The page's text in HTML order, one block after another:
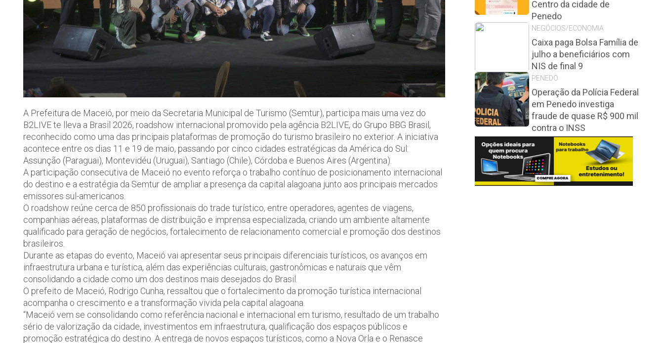
A Prefeitura de Maceió, por meio da Secretaria Municipal de Turismo (Semtur), participa mais uma vez do
B2LIVE te lleva a Brasil 2026, roadshow internacional promovido pela agência B2LIVE, do Grupo BBG Brasil,
reconhecido como uma das principais plataformas de promoção do turismo brasileiro no exterior. A iniciativa
acontece entre os dias 11 e 19 de maio, passando por cinco cidades estratégicas da América do Sul:
Assunção (Paraguai), Montevidéu (Uruguai), Santiago (Chile), Córdoba e Buenos Aires (Argentina).
A participação consecutiva de Maceió no evento reforça o trabalho contínuo de posicionamento internacional
do destino e a estratégia da Semtur de ampliar a presença da capital alagoana junto aos principais mercados
emissores sul-americanos.
O roadshow reúne cerca de 850 profissionais do trade turístico, entre operadores, agentes de viagens,
companhias aéreas, plataformas de distribuição e imprensa especializada, criando um ambiente altamente
qualificado para geração de negócios, fortalecimento de relacionamento comercial e promoção dos destinos
brasileiros.
Durante as etapas do evento, Maceió vai apresentar seus principais diferenciais turísticos, os avanços em
infraestrutura urbana e turística, além das experiências culturais, gastronômicas e naturais que vêm
consolidando a cidade como um dos destinos mais desejados do Brasil.
O prefeito de Maceió, Rodrigo Cunha, ressaltou que o fortalecimento da promoção turística internacional
acompanha o crescimento e a transformação vivida pela capital alagoana.
“Maceió vem se consolidando como referência nacional e internacional em turismo, resultado de um trabalho
sério de valorização da cidade, investimentos em infraestrutura, qualificação dos espaços públicos e
promoção estratégica do destino. A entrega de novos espaços turísticos, como a Nova Orla e o Renasce
Centro da cidade de
Penedo
NEGÓCIOS/ECONOMIA
Caixa paga Bolsa Família de
julho a beneficiários com
NIS de final 9
PENEDO
Operação da Polícia Federal
em Penedo investiga
fraude de quase R$ 900 mil
contra o INSS